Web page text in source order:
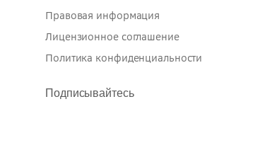
Политика конфиденциальности
Правовая информация
Лицензионное соглашение
Подписывайтесь